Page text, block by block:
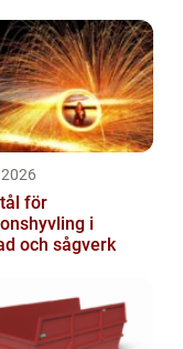
för
i
och sågverk